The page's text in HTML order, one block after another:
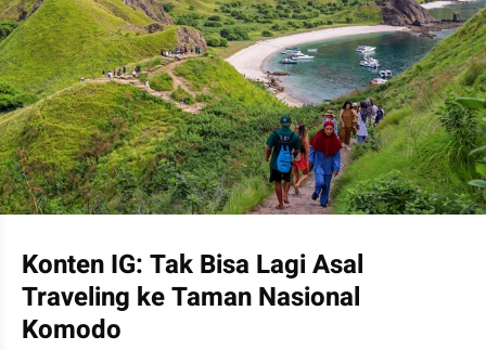
Konten IG: Tak Bisa Lagi Asal
Traveling ke Taman Nasional
Komodo